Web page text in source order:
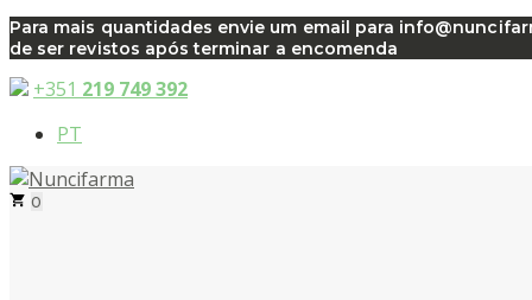
Saltar
para
o
conteúdo
Para mais quantidades envie um email para
de ser revistos após terminar a encomenda
+351 219 749 392
PT
0